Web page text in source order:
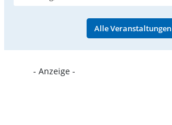
Alle Veranstaltungen
- Anzeige -